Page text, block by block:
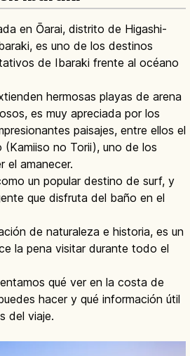
en Ōarai, distrito de Higashi-
es uno de los destinos
de Ibaraki frente al océano
hermosas playas de arena
es muy apreciada por los
paisajes, entre ellos el
no Torii), uno de los
el amanecer.
un popular destino de surf, y
que disfruta del baño en el
de naturaleza e historia, es un
la pena visitar durante todo el
qué ver en la costa de
hacer y qué información útil
del viaje.